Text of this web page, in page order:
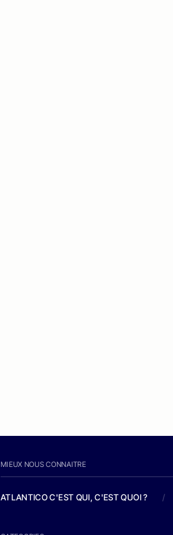
MIEUX NOUS CONNAITRE
ATLANTICO C'EST QUI, C'EST QUOI ? /